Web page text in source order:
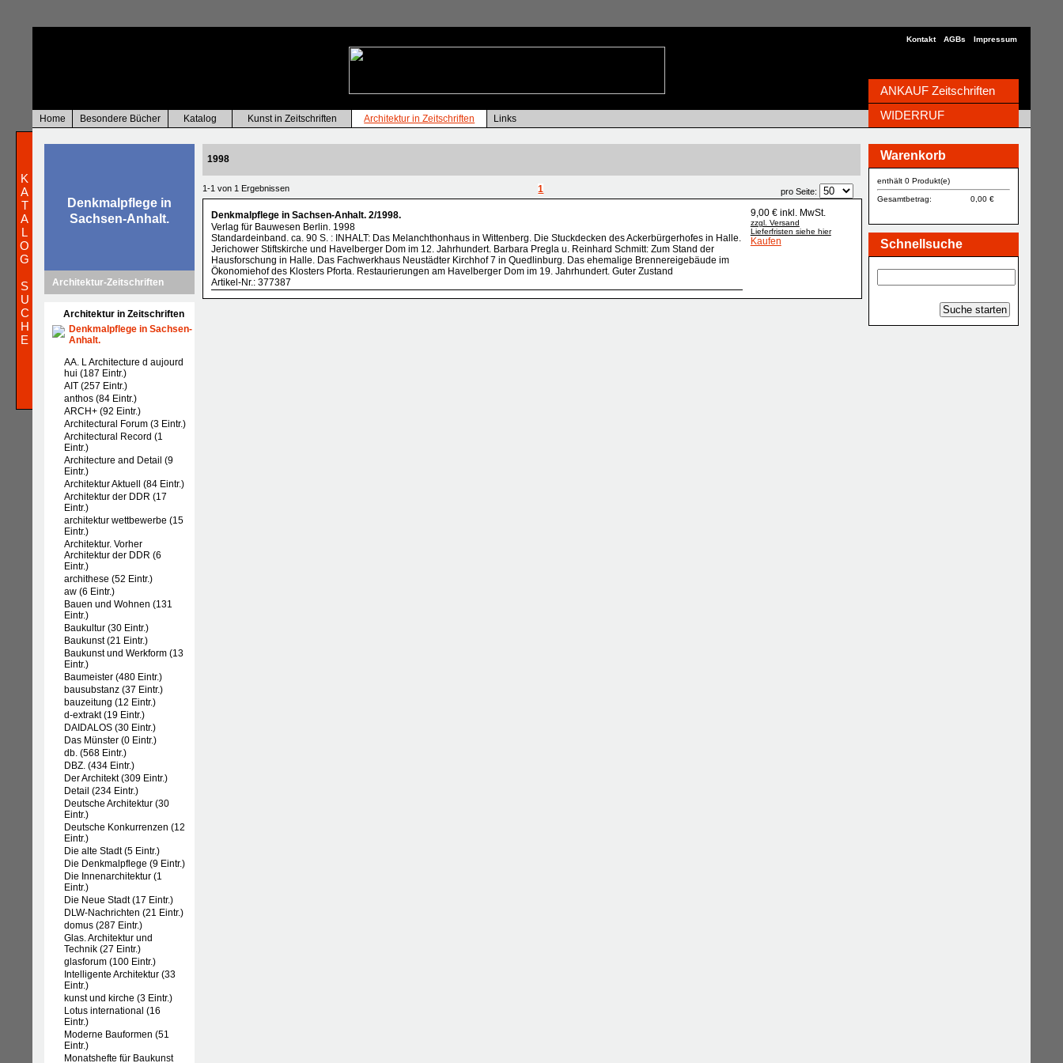
Kontakt AGBs Impressum
Home Besondere Bücher Katalog Kunst in Zeitschriften Architektur in Zeitschriften Links
ANKAUF Zeitschriften
WIDERRUF
Denkmalpflege in
Sachsen-Anhalt.
Architektur-Zeitschriften
Architektur in Zeitschriften
Denkmalpflege in Sachsen-
Anhalt.
AA. L Architecture d aujourd
hui (187 Eintr.)
AIT (257 Eintr.)
anthos (84 Eintr.)
ARCH+ (92 Eintr.)
Architectural Forum (3 Eintr.)
Architectural Record (1
Eintr.)
Architecture and Detail (9
Eintr.)
Architektur Aktuell (84 Eintr.)
Architektur der DDR (17
Eintr.)
architektur wettbewerbe (15
Eintr.)
Architektur. Vorher
Architektur der DDR (6
Eintr.)
archithese (52 Eintr.)
aw (6 Eintr.)
Bauen und Wohnen (131
Eintr.)
Baukultur (30 Eintr.)
Baukunst (21 Eintr.)
Baukunst und Werkform (13
Eintr.)
Baumeister (480 Eintr.)
bausubstanz (37 Eintr.)
bauzeitung (12 Eintr.)
d-extrakt (19 Eintr.)
DAIDALOS (30 Eintr.)
Das Münster (0 Eintr.)
db. (568 Eintr.)
DBZ. (434 Eintr.)
Der Architekt (309 Eintr.)
Detail (234 Eintr.)
Deutsche Architektur (30
Eintr.)
Deutsche Konkurrenzen (12
Eintr.)
Die alte Stadt (5 Eintr.)
Die Denkmalpflege (9 Eintr.)
Die Innenarchitektur (1
Eintr.)
Die Neue Stadt (17 Eintr.)
DLW-Nachrichten (21 Eintr.)
domus (287 Eintr.)
Glas. Architektur und
Technik (27 Eintr.)
glasforum (100 Eintr.)
Intelligente Architektur (33
Eintr.)
kunst und kirche (3 Eintr.)
Lotus international (16
Eintr.)
Moderne Bauformen (51
Eintr.)
Monatshefte für Baukunst
1998
1-1 von 1 Ergebnissen 1 pro Seite:
Denkmalpflege in Sachsen-Anhalt. 2/1998.
Verlag für Bauwesen Berlin. 1998
Standardeinband. ca. 90 S. : INHALT: Das Melanchthonhaus in Wittenberg. Die Stuckdecken des Ackerbürgerhofes in Halle.
Jerichower Stiftskirche und Havelberger Dom im 12. Jahrhundert. Barbara Pregla u. Reinhard Schmitt: Zum Stand der
Hausforschung in Halle. Das Fachwerkhaus Neustädter Kirchhof 7 in Quedlinburg. Das ehemalige Brennereigebäude im
Ökonomiehof des Klosters Pforta. Restaurierungen am Havelberger Dom im 19. Jahrhundert. Guter Zustand
Artikel-Nr.: 377387
9,00 € inkl. MwSt.
zzgl. Versand
Lieferfristen siehe hier
Kaufen
Warenkorb
enthält 0 Produkt(e)
Gesamtbetrag: 0,00 €
Schnellsuche
Suche starten
K
A
T
A
L
O
G
S
U
C
H
E